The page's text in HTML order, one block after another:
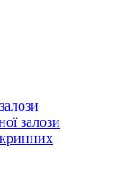
залози